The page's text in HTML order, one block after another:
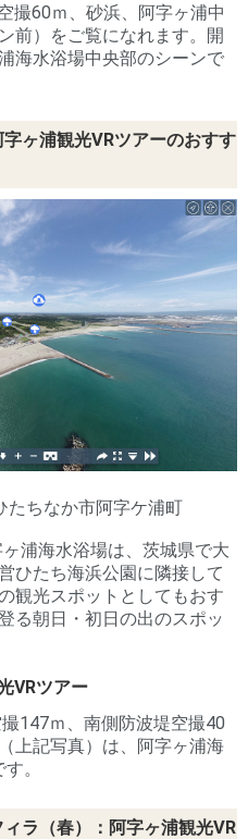
撮60ｍ、砂浜、阿字ヶ浦中
前）をご覧になれます。開
海水浴場中央部のシーンで
ヶ浦観光VRツアーのおすす
たちなか市阿字ケ浦町
浦海水浴場は、茨城県で大
ひたち海浜公園に隣接して
観光スポットとしてもおす
る朝日・初日の出のスポッ
VRツアー
147ｍ、南側防波堤空撮40
上記写真）は、阿字ヶ浦海
。
ラ（春）：阿字ヶ浦観光VR